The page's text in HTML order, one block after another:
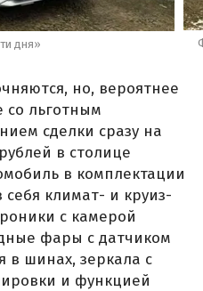
дня»
но, вероятнее
со льготным
сделки сразу на
в столице
в комплектации
климат- и круиз-
с камерой
фары с датчиком
в шинах, зеркала с
и функцией